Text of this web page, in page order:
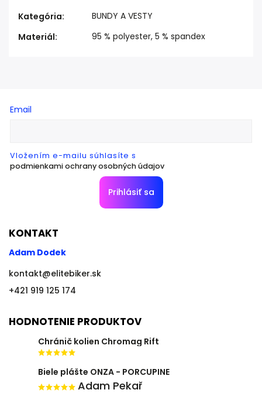
Kategória:
BUNDY A VESTY
Materiál: 95 % polyester, 5 % spandex
Email
Vložením e-mailu súhlasíte s
podmienkami ochrany osobných údajov
Prihlásiť sa
KONTAKT
Adam Dodek
kontakt@elitebiker.sk
+421 919 125 174
HODNOTENIE PRODUKTOV
Chránič kolien Chromag Rift
Biele plášte ONZA - PORCUPINE
Adam Pekař